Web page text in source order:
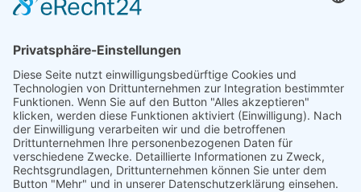
040 / 21 04 04 04-04
glinde@topf-online.de
Öffnungszeiten und mehr